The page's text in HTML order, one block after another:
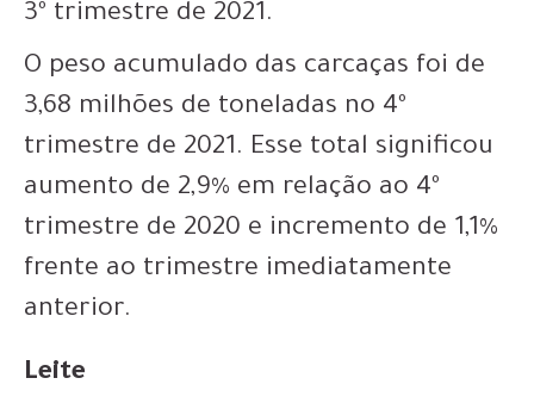
3º trimestre de 2021.
O peso acumulado das carcaças foi de
3,68 milhões de toneladas no 4º
trimestre de 2021. Esse total significou
aumento de 2,9% em relação ao 4º
trimestre de 2020 e incremento de 1,1%
frente ao trimestre imediatamente
anterior.
Leite